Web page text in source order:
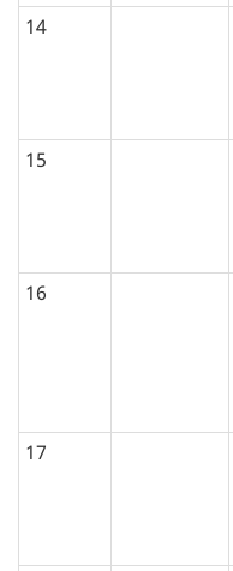
14
15
16
17